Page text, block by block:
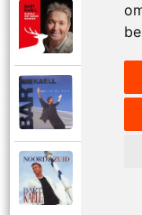
Bart Kaell
Bart Kaell